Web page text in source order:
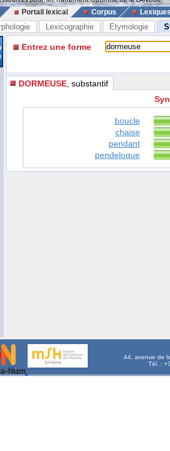
Portail lexical Corpus
Lexicographie Etymologie
Entrez une forme
DORMEUSE , substantif
boucle
chaise
pendant
pendeloque
44, avenue de
Tél. :